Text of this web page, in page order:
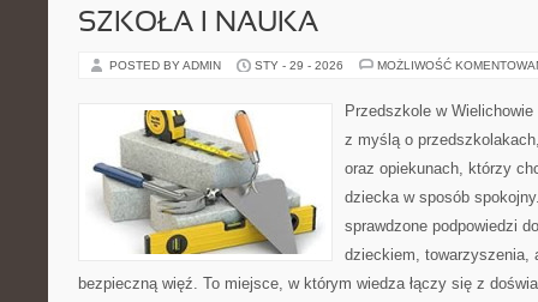
SZKOŁA I NAUKA
POSTED BY ADMIN STY - 29 - 2026 MOŻLIWOŚĆ
Przedszkole w
z myślą o
oraz opiekunach, którzy
dziecka w sposób
sprawdzone podpowiedzi
dzieckiem, towarzyszenia,
bezpieczną więź. To miejsce, w którym wiedza łączy się z